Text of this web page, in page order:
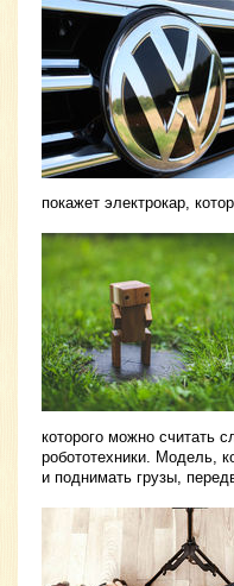
покажет электрокар,
которого можно считать
робототехники. Модель,
и поднимать грузы,